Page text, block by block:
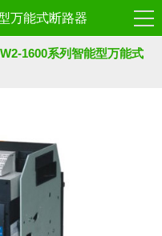
万能式断路器
1600系列智能型万能式